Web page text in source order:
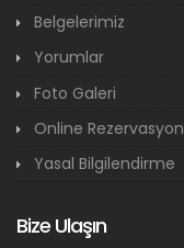
Belgelerimiz
Yorumlar
Foto Galeri
Online Rezervasyon
Yasal Bilgilendirme
Bize Ulaşın